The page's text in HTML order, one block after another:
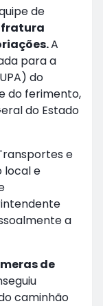
de
fratura
A
para a
do
do ferimento,
do Estado
e
local e
a
de
caminhão